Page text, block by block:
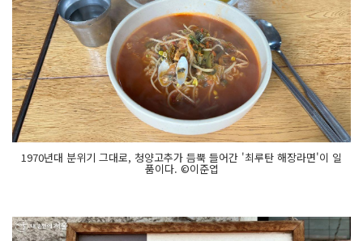
1970년대 분위기 그대로, 청양고추가 듬뿍 들어간 '최루탄 해장라면'이 일
품이다. ©이준엽